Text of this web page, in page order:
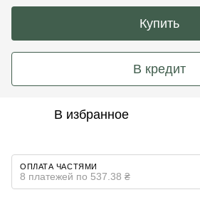
Купить
В кредит
В избранное
ОПЛАТА ЧАСТЯМИ
8 платежей по 537.38 ₴